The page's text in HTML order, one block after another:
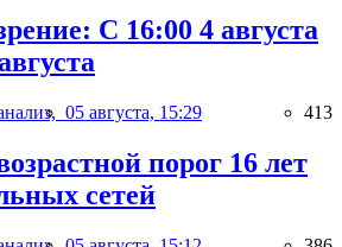
С 16:00 4 августа
05 августа, 15:29 413
порог 16 лет
сетей